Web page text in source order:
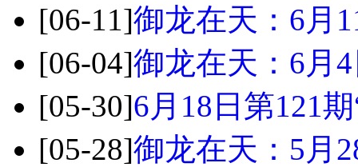
[06-11]御龙在天：6月
[06-04]御龙在天：6月
[05-30]6月18日第121
[05-28]御龙在天：5月